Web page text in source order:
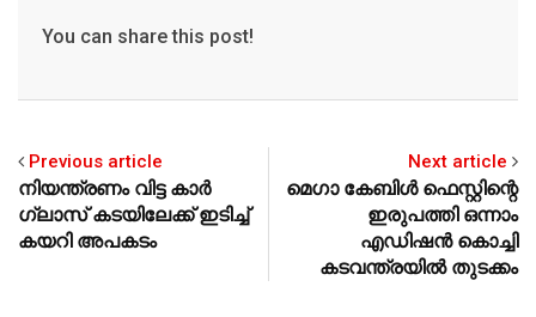
p o
You can share this post!
Previous article
നിയന്ത്രണം വിട്ട കാര്‍
ഗ്ലാസ് കടയിലേക്ക് ഇടിച്ച്
കയറി അപകടം
Next article
മെഗാ കേബിള്‍ ഫെസ്റ്റിന്റെ
ഇരുപത്തി ഒന്നാം
എഡിഷന്‍ കൊച്ചി
കടവന്ത്രയില്‍ തുടക്കം